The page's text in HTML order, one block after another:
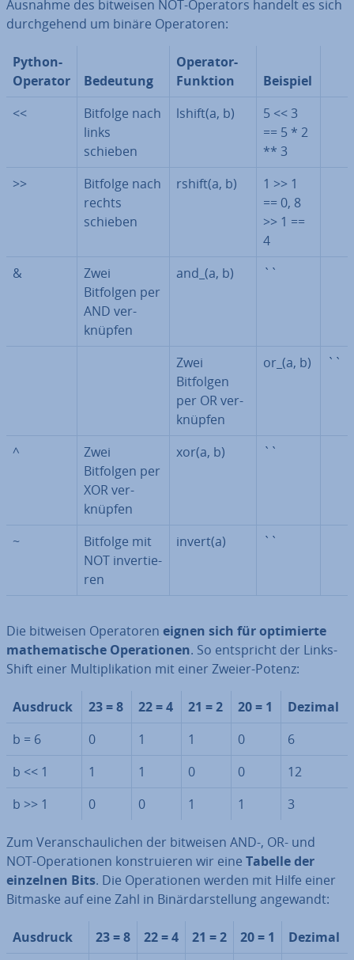
Ausnahme des bitweisen NOT-Operators handelt es sich
durch­ge­hend um binäre Ope­ra­to­ren:
Python-
Operator
Bedeutung
Operator-
Funktion
Beispiel
<<
Bitfolge nach
links
schieben
lshift(a, b)
5 << 3
== 5 * 2
** 3
>>
Bitfolge nach
rechts
schieben
rshift(a, b)
1 >> 1
== 0, 8
>> 1 ==
4
&
Zwei
Bitfolgen per
AND ver­
knüp­fen
and_(a, b) ``
Zwei
Bitfolgen
per OR ver­
knüp­fen
or_(a, b) ``
^
Zwei
Bitfolgen per
XOR ver­
knüp­fen
xor(a, b) ``
~
Bitfolge mit
NOT in­ver­tie­
ren
invert(a) ``
Die bitweisen Ope­ra­to­ren eignen sich für op­ti­mier­te
ma­the­ma­ti­sche Ope­ra­tio­nen. So ent­spricht der Links-
Shift einer Mul­ti­pli­ka­ti­on mit einer Zweier-Potenz:
Ausdruck 23 = 8 22 = 4 21 = 2 20 = 1
Dezimal
b = 6
0 1 1 0
6
b << 1
1 1 0 0
12
b >> 1
0 0 1 1 3
Zum Ver­an­schau­li­chen der bitweisen AND-, OR- und
NOT-Ope­ra­tio­nen kon­stru­ie­ren wir eine Tabelle der
einzelnen Bits. Die Ope­ra­tio­nen werden mit Hilfe einer
Bitmaske auf eine Zahl in Bi­när­dar­stel­lung angewandt:
Ausdruck 23 = 8 22 = 4 21 = 2 20 = 1
Dezimal